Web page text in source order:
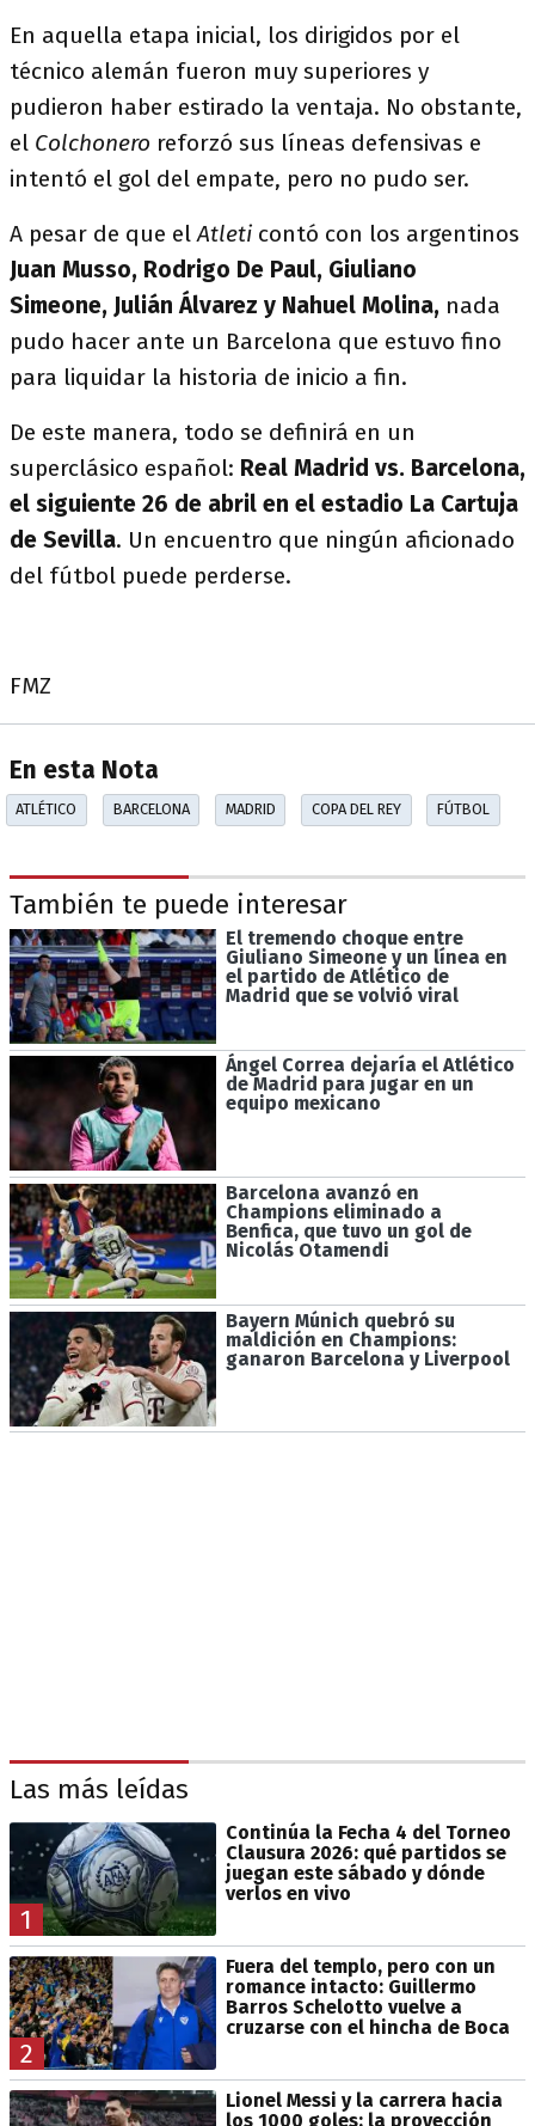
En aquella etapa inicial, los dirigidos por el
técnico alemán fueron muy superiores y
pudieron haber estirado la ventaja. No obstante,
el Colchonero reforzó sus líneas defensivas e
intentó el gol del empate, pero no pudo ser.
A pesar de que elAtleti contó con los argentinos
Juan Musso, Rodrigo De Paul, Giuliano
Simeone, Julián Álvarez y Nahuel Molina, nada
pudo hacer ante un Barcelona que estuvo fino
para liquidar la historia de inicio a fin.
De este manera, todo se definirá en un
superclásico español: Real Madrid vs. Barcelona,
el siguiente 26 de abril en el estadio La Cartuja
de Sevilla. Un encuentro que ningún aficionado
del fútbol puede perderse.
FMZ
En esta Nota
ATLÉTICO BARCELONA MADRID COPA DEL REY FÚTBOL
También te puede interesar
El tremendo choque entre
Giuliano Simeone y un línea en
el partido de Atlético de
Madrid que se volvió viral
Ángel Correa dejaría el Atlético
de Madrid para jugar en un
equipo mexicano
Barcelona avanzó en
Champions eliminado a
Benfica, que tuvo un gol de
Nicolás Otamendi
Bayern Múnich quebró su
maldición en Champions:
ganaron Barcelona y Liverpool
Las más leídas
1
Continúa la Fecha 4 del Torneo
Clausura 2026: qué partidos se
juegan este sábado y dónde
verlos en vivo
2
Fuera del templo, pero con un
romance intacto: Guillermo
Barros Schelotto vuelve a
cruzarse con el hincha de Boca
Lionel Messi y la carrera hacia
los 1000 goles: la proyección